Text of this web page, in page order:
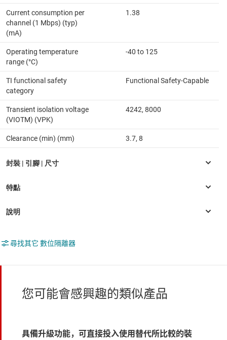
Current consumption per
channel (1 Mbps) (typ)
(mA)
1.38
Operating temperature
range (°C)
-40 to 125
TI functional safety
category
Functional Safety-Capable
Transient isolation voltage
(VIOTM) (VPK)
4242, 8000
Clearance (min) (mm) 3.7, 8
尋找其它 數位隔離器
您可能會感興趣的類似產品
具備升級功能，可直接投入使用替代所比較的裝